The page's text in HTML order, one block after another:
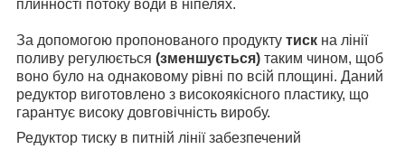
плинності потоку води в ніпелях.
За допомогою пропонованого продукту тиск на лінії
поливу регулюється (зменшується) таким чином, щоб
воно було на однаковому рівні по всій площині. Даний
редуктор виготовлено з високоякісного пластику, що
гарантує високу довговічність виробу.
Редуктор тиску в питній лінії забезпечений